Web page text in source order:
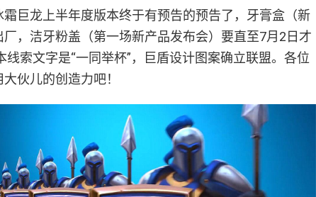
巨龙上半年度版本终于有预告的预告了，牙膏盒（新
，洁牙粉盖（第一场新产品发布会）要直至7月2日才
线索文字是“一同举杯”，巨盾设计图案确立联盟。各位
伙儿的创造力吧！